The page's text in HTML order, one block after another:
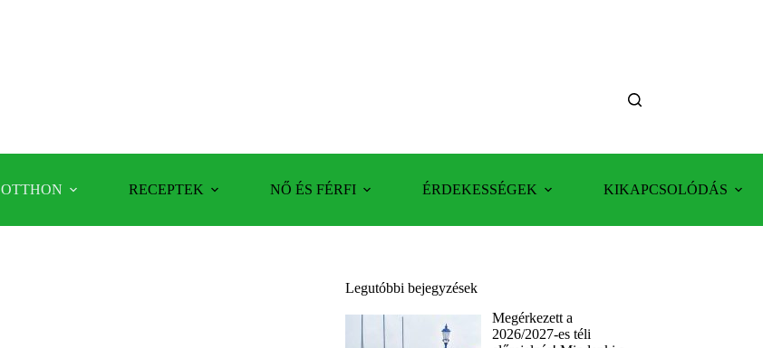
OTTHON RECEPTEK NŐ ÉS FÉRFI ÉRDEKESSÉGEK KIKAPCSOLÓDÁS
Legutóbbi bejegyzések
Megérkezett a
2026/2027-es téli